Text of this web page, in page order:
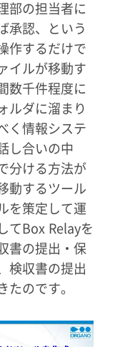
部の担当者に
承認、という
作するだけで
イルが移動す
数千件程度に
ルダに溜まり
く情報システ
し合いの中
分ける方法が
動するツール
を策定して運
てBox Relayを
書の提出・保
検収書の提出
のです。